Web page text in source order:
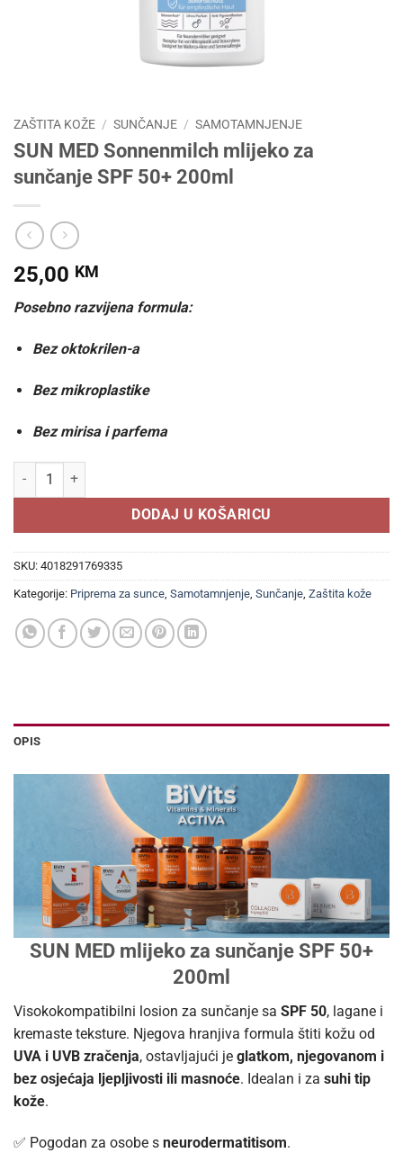
ZAŠTITA KOŽE / SUNČANJE / SAMOTAMNJENJE
SUN MED Sonnenmilch mlijeko za
sunčanje SPF 50+ 200ml
25,00 KM
Posebno razvijena formula:
Bez oktokrilen-a
Bez mikroplastike
Bez mirisa i parfema
SUN MED Sonnenmilch mlijeko za sunčanje SPF 50+ 200ml količina
DODAJ U KOŠARICU
SKU: 4018291769335
Kategorije: Priprema za sunce Samotamnjenje Sunčanje Zaštita kože
OPIS
SUN MED mlijeko za sunčanje SPF 50+
200ml
Visokokompatibilni losion za sunčanje sa SPF 50, lagane i
kremaste teksture. Njegova hranjiva formula štiti kožu od
UVA i UVB zračenja, ostavljajući je glatkom, njegovanom i
bez osjećaja ljepljivosti ili masnoće. Idealan i za suhi tip
kože.
✅ Pogodan za osobe s neurodermatitisom.